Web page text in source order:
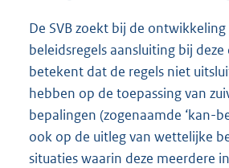
De SVB zoekt bij de
beleidsregels aansluiting bij
betekent dat de regels niet
hebben op de toepassing van
bepalingen (zogenaamde ‘kan-
ook op de uitleg van wettelijke
situaties waarin deze meerdere